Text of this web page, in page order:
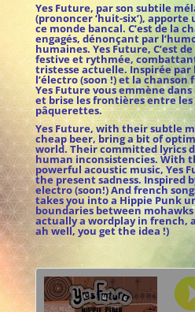
Yes Future, par son subtile
(prononcer ‘huit-six’), apporte
ce monde bancal. C’est de la
engagés, dénonçant par
humaines. Yes Future, C’est
festive et rythmée,
tristesse actuelle. Inspirée par
l’électro (soon !) et la
Yes Future vous emmène
et brise les frontières entre les
pâquerettes.
Yes Future, with their subtle
cheap beer, bring a bit of
world. Their committed lyrics
human inconsistencies. With
powerful acoustic music, Yes
the present sadness. Inspired
electro (soon!) And french
takes you into a Hippie Punk
boundaries between mohawks
actually a wordplay in french,
ah well, you get the idea !)